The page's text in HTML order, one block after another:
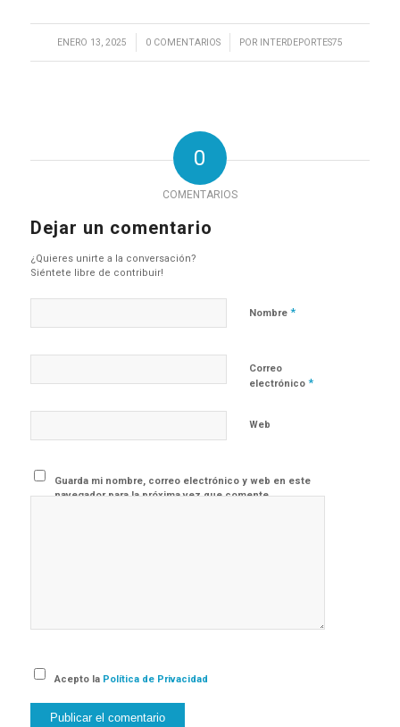
ENERO 13, 2025
/ 0 COMENTARIOS
/ POR INTERDEPORTES75
0
COMENTARIOS
Dejar un comentario
¿Quieres unirte a la conversación?
Siéntete libre de contribuir!
Nombre *
Correo
electrónico *
Web
Guarda mi nombre, correo electrónico y web en este
navegador para la próxima vez que comente.
Acepto la Política de Privacidad